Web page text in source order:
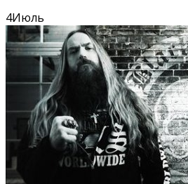
4Июль